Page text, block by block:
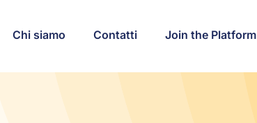
Chi siamo Contatti Join the Platform